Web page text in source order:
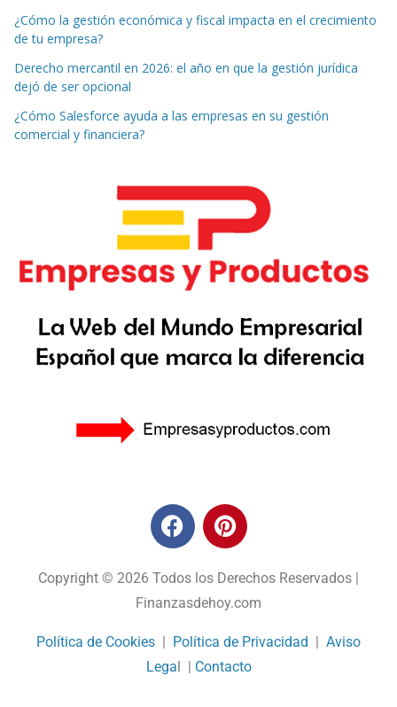
¿Cómo la gestión económica y fiscal impacta en el crecimiento
de tu empresa?
Derecho mercantil en 2026: el año en que la gestión jurídica
dejó de ser opcional
¿Cómo Salesforce ayuda a las empresas en su gestión
comercial y financiera?
Copyright © 2026 Todos los Derechos Reservados |
Finanzasdehoy.com
Política de Cookies | Política de Privacidad | Aviso
Legal | Contacto